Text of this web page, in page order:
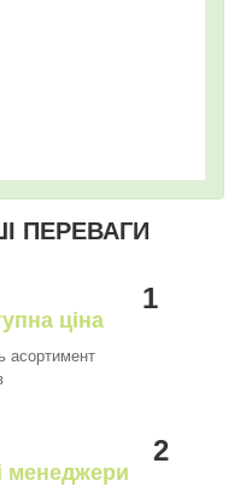
ПЕРЕВАГИ
1
ціна
асортимент
2
менеджери